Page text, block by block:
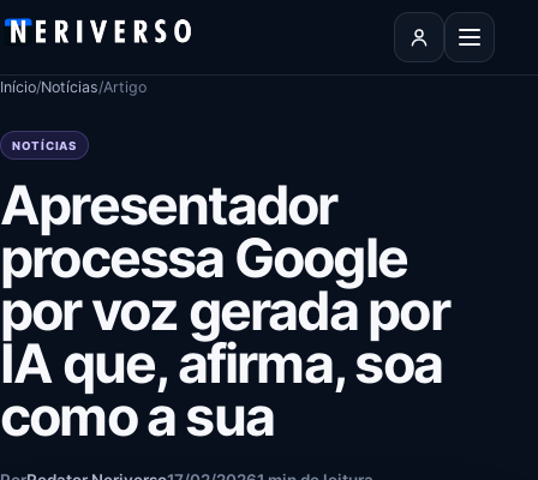
Pular para o conteúdo
Abrir
Início/Notícias/Artigo
NOTÍCIAS
Apresentador
processa Google
por voz gerada por
IA que, afirma, soa
como a sua